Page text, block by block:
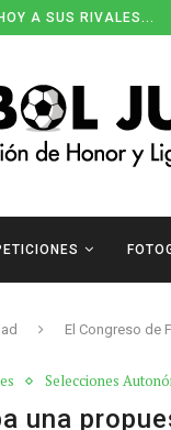
A SUS RIVALES...
El Congreso de
Selecciones
una